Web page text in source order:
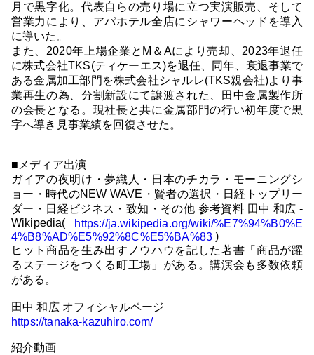
月で黒字化。代表自らの売り場に立つ実演販売、そして
営業力により、アパホテル全店にシャワーヘッドを導入
に導いた。
また、2020年上場企業とM＆Aにより売却、2023年退任
に株式会社TKS(ティケーエス)を退任、同年、衰退事業で
ある金属加工部門を株式会社シャルレ(TKS親会社)より事
業再生の為、分割新設にて譲渡された、田中金属製作所
の会長となる。現社長と共に金属部門の行い初年度で黒
字へ導き見事業績を回復させた。
■メディア出演
ガイアの夜明け・夢織人・日本のチカラ・モーニングシ
ョー・時代のNEW WAVE・賢者の選択・日経トップリー
ダー・日経ビジネス・致知・その他 参考資料 田中 和広 -
Wikipedia( https://ja.wikipedia.org/wiki/%E7%94%B0%E
4%B8%AD%E5%92%8C%E5%BA%83 )
ヒット商品を生み出すノウハウを記した著書「商品が躍
るステージをつくる町工場」がある。講演会も多数依頼
がある。
田中 和広 オフィシャルページ
https://tanaka-kazuhiro.com/
紹介動画